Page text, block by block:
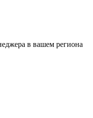
в вашем региона